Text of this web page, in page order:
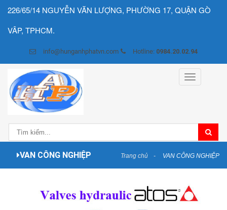
226/65/14 NGUYỄN VĂN LƯỢNG, PHƯỜNG 17, QUẬN GÒ
VÂP, TPHCM.
info@hunganhphatvn.com Hotline: 0984.20.02.94
Toggle
navigation
VAN CÔNG NGHIỆP Trang chủ VAN CÔNG NGHIỆP